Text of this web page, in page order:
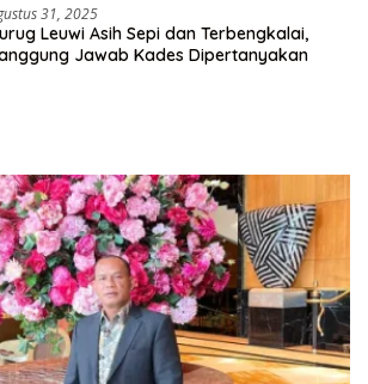
31, 2025
Leuwi Asih Sepi dan Terbengkalai,
Jawab Kades Dipertanyakan